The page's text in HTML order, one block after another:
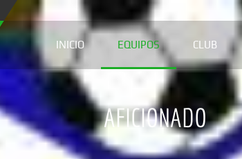
INICIO EQUIPOS CLUB
AFICIONADO